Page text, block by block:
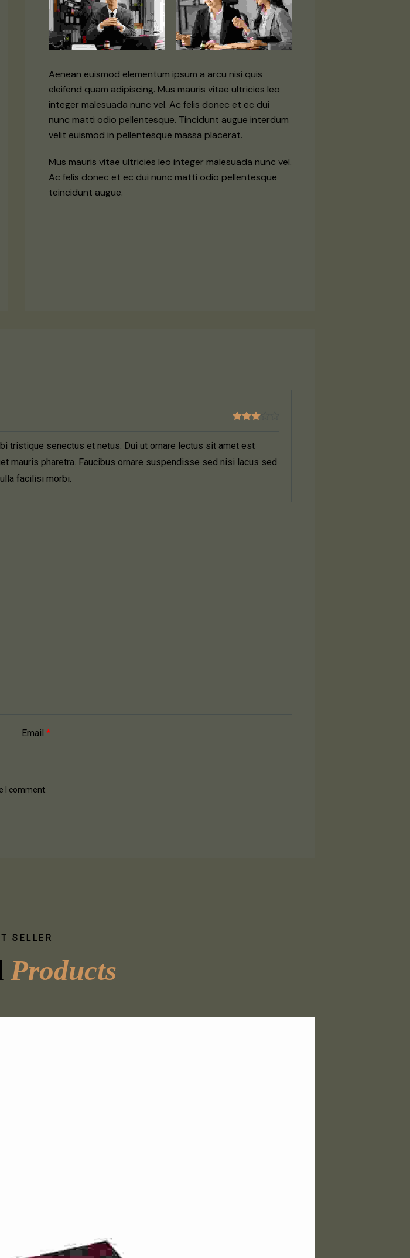
Aenean euismod elementum ipsum a arcu nisi quis
eleifend quam adipiscing. Mus mauris vitae ultricies leo
integer malesuada nunc vel. Ac felis donec et ec dui
nunc matti odio pellentesque. Tincidunt augue interdum
velit euismod in pellentesque massa placerat.
Mus mauris vitae ultricies leo integer malesuada nunc vel.
Ac felis donec et ec dui nunc matti odio pellentesque
teincidunt augue.
tristique senectus et netus. Dui ut ornare lectus sit amet est
mauris pharetra. Faucibus ornare suspendisse sed nisi lacus sed
facilisi morbi.
Email*
I comment.
SELLER
Products